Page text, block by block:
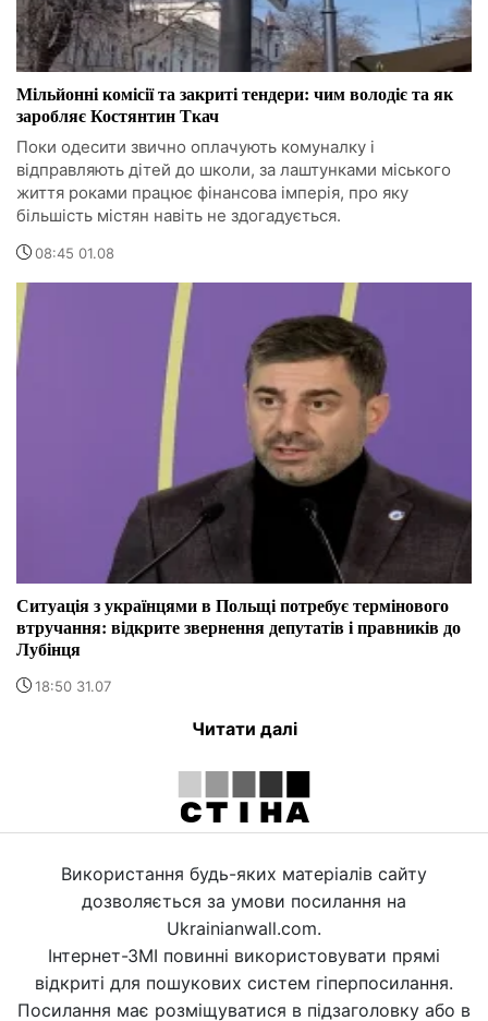
Мільйонні комісії та закриті тендери: чим володіє та як
заробляє Костянтин Ткач
Поки одесити звично оплачують комуналку і
відправляють дітей до школи, за лаштунками міського
життя роками працює фінансова імперія, про яку
більшість містян навіть не здогадується.
08:45 01.08
Ситуація з українцями в Польщі потребує термінового
втручання: відкрите звернення депутатів і правників до
Лубінця
18:50 31.07
Читати далі
Використання будь-яких матеріалів сайту
дозволяється за умови посилання на
Ukrainianwall.com.
Інтернет-ЗМІ повинні використовувати прямі
відкриті для пошукових систем гіперпосилання.
Посилання має розміщуватися в підзаголовку або в